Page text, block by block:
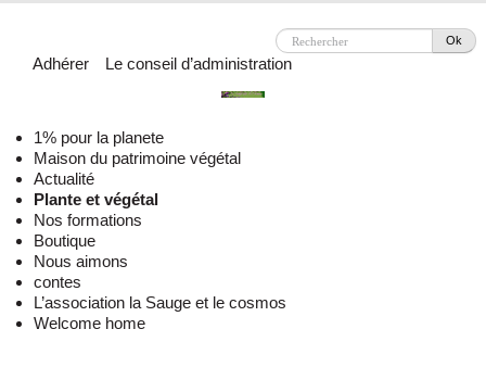
Ok
Adhérer Le conseil d’administration
1% pour la planete
Maison du patrimoine végétal
Actualité
Plante et végétal
Nos formations
Boutique
Nous aimons
contes
L’association la Sauge et le cosmos
Welcome home